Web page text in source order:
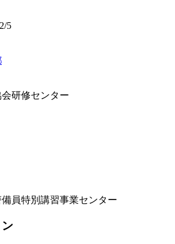
5
研修センター
員特別講習事業センター